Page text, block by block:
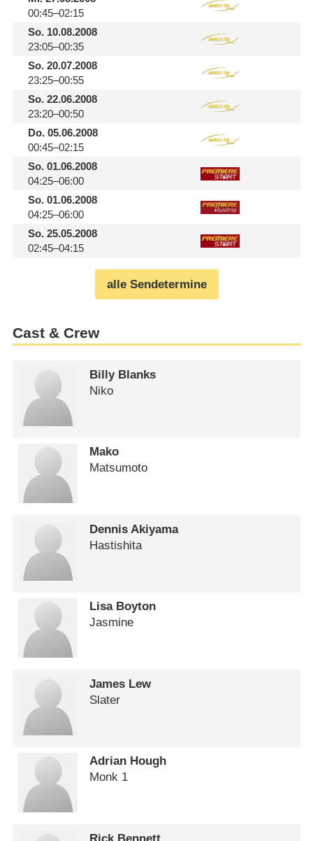
00:45–02:15
So.10.08.2008
23:05–00:35
So.20.07.2008
23:25–00:55
So.22.06.2008
23:20–00:50
Do.05.06.2008
00:45–02:15
So.01.06.2008
04:25–06:00
So.01.06.2008
04:25–06:00
So.25.05.2008
02:45–04:15
alle Sendetermine
Cast & Crew
Billy Blanks
Niko
Mako
Matsumoto
Dennis Akiyama
Hastishita
Lisa Boyton
Jasmine
James Lew
Slater
Adrian Hough
Monk 1